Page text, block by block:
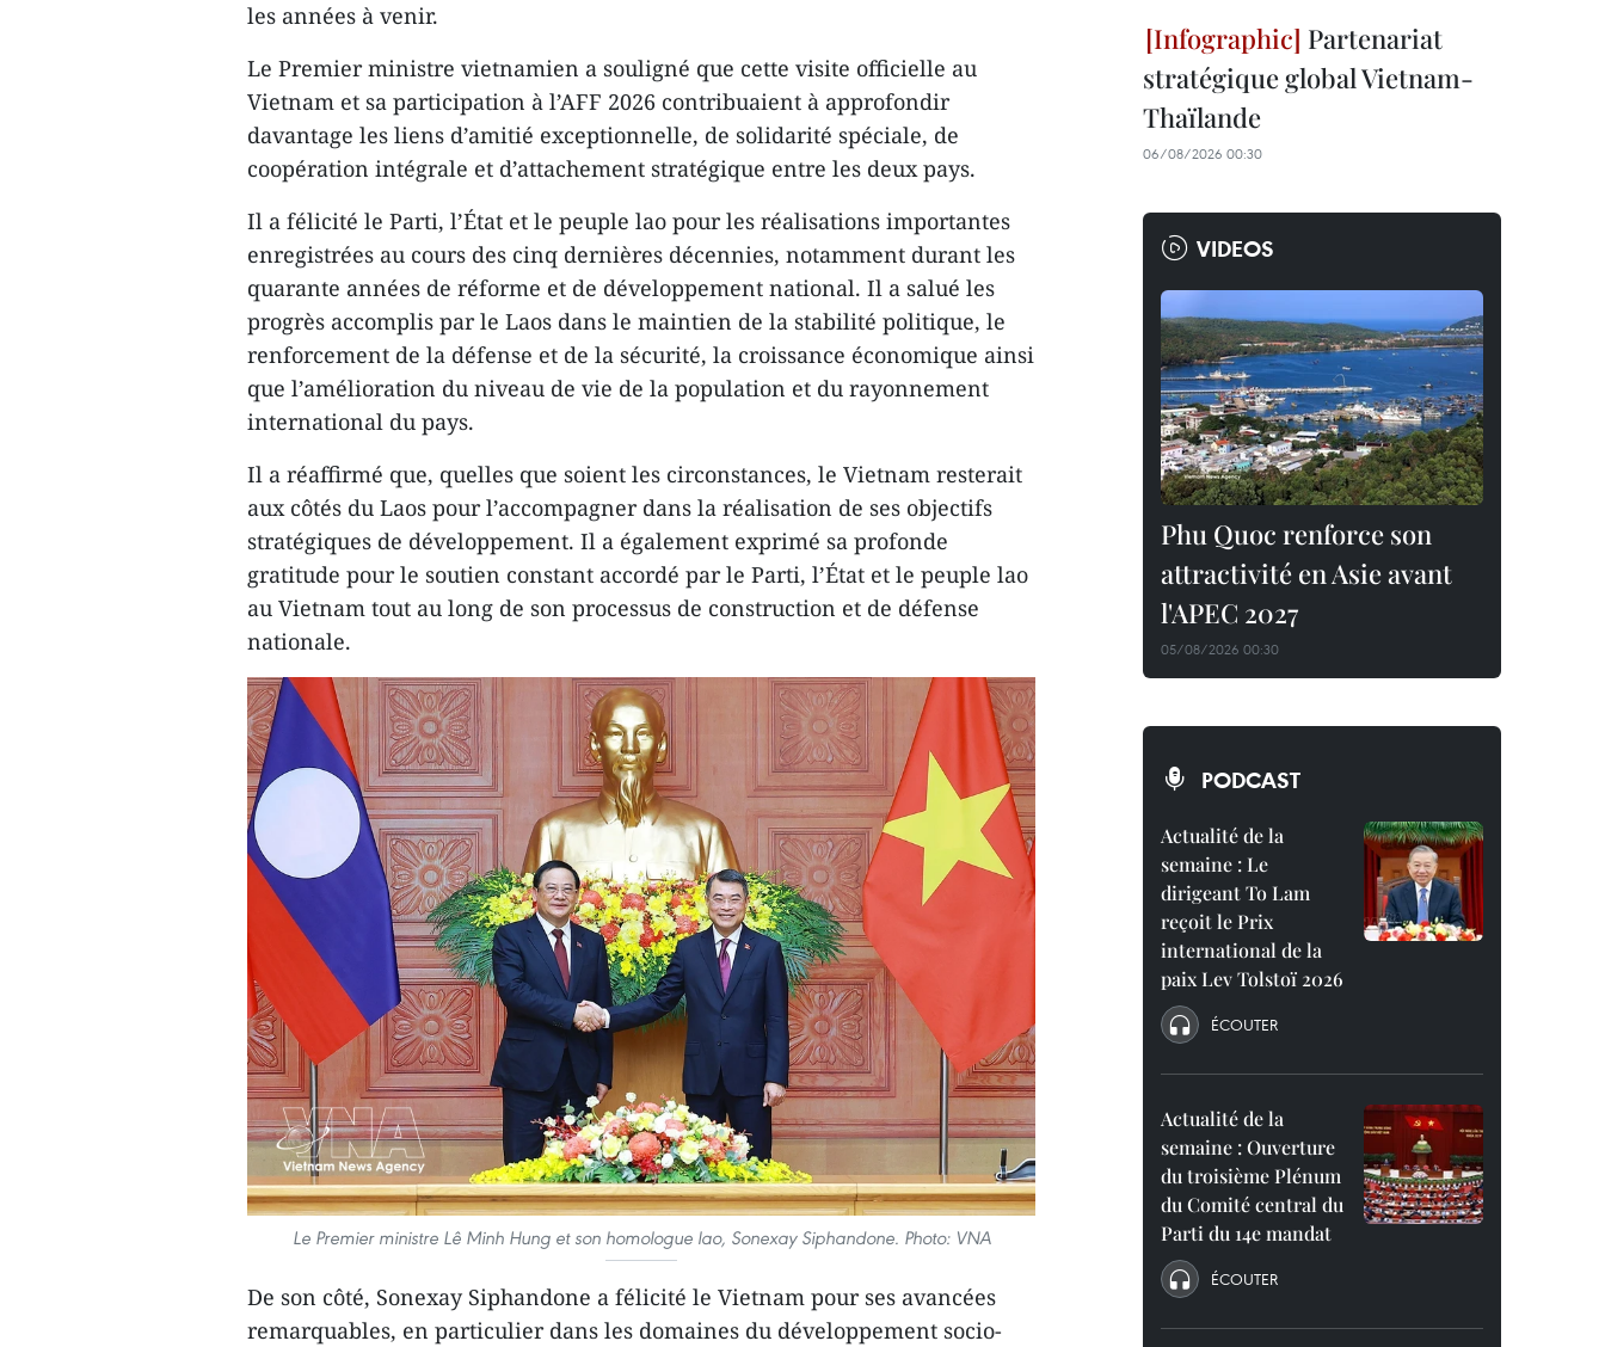
les années à venir.
Le Premier ministre vietnamien a souligné que cette visite officielle au
Vietnam et sa participation à l’AFF 2026 contribuaient à approfondir
davantage les liens d’amitié exceptionnelle, de solidarité spéciale, de
coopération intégrale et d’attachement stratégique entre les deux pays.
Il a félicité le Parti, l’État et le peuple lao pour les réalisations importantes
enregistrées au cours des cinq dernières décennies, notamment durant les
quarante années de réforme et de développement national. Il a salué les
progrès accomplis par le Laos dans le maintien de la stabilité politique, le
renforcement de la défense et de la sécurité, la croissance économique ainsi
que l’amélioration du niveau de vie de la population et du rayonnement
international du pays.
Il a réaffirmé que, quelles que soient les circonstances, le Vietnam resterait
aux côtés du Laos pour l’accompagner dans la réalisation de ses objectifs
stratégiques de développement. Il a également exprimé sa profonde
gratitude pour le soutien constant accordé par le Parti, l’État et le peuple lao
au Vietnam tout au long de son processus de construction et de défense
nationale.
Le Premier ministre Lê Minh Hung et son homologue lao, Sonexay Siphandone. Photo: VNA
De son côté, Sonexay Siphandone a félicité le Vietnam pour ses avancées
remarquables, en particulier dans les domaines du développement socio-
Partenariat
stratégique global Vietnam-
Thaïlande
06/08/2026 00:30
VIDEOS
Phu Quoc renforce son
attractivité en Asie avant
l'APEC 2027
05/08/2026 00:30
PODCAST
Actualité de la
semaine : Le
dirigeant To Lam
reçoit le Prix
international de la
paix Lev Tolstoï 2026
ÉCOUTER
Actualité de la
semaine : Ouverture
du troisième Plénum
du Comité central du
Parti du 14e mandat
ÉCOUTER